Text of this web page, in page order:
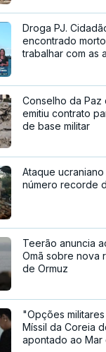
Droga PJ.
encontrado
trabalhar com as
Conselho da Paz
emitiu contrato
de base militar
Ataque ucraniano
número recorde
Teerão anuncia
Omã sobre nova
de Ormuz
"Opções
Míssil da Coreia
apontado ao Mar